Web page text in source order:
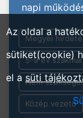
napi
Megyei
5-9 év
Nem
Közép vezető
Az oldal a
sütiket(cookie)
el a süti